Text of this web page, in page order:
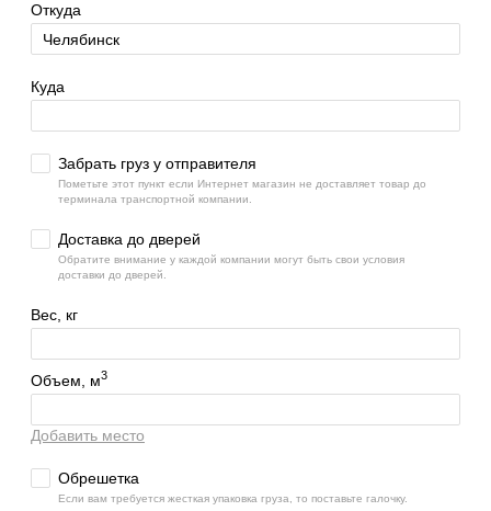
Откуда
Куда
Забрать груз у отправителя
Пометьте этот пункт если Интернет магазин не доставляет товар до
терминала транспортной компании.
Доставка до дверей
Обратите внимание у каждой компании могут быть свои условия
доставки до дверей.
Вес, кг
Объем, м3
Добавить место
Обрешетка
Если вам требуется жесткая упаковка груза, то поставьте галочку.